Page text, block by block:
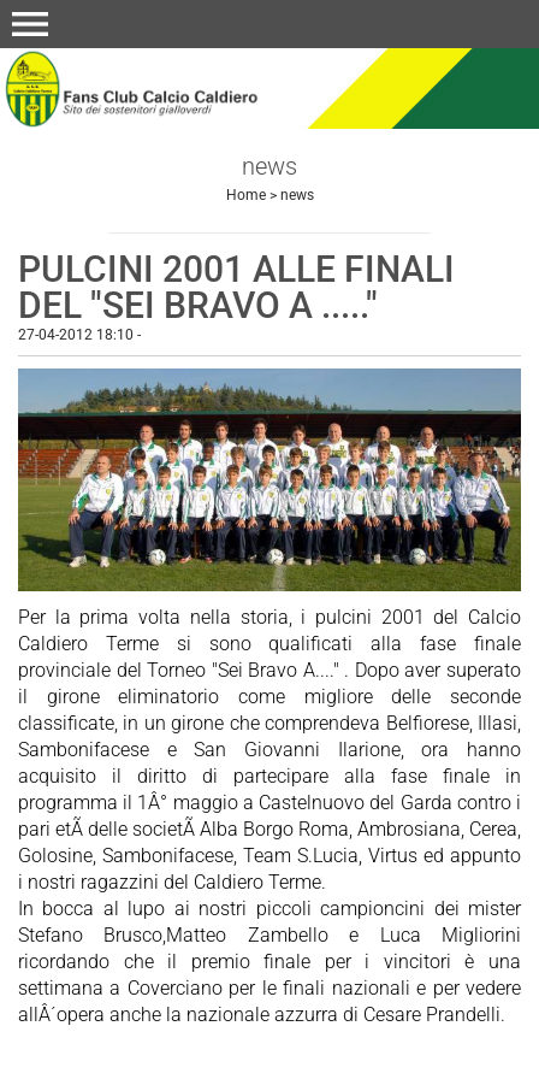
menu
news
Home> news
PULCINI 2001 ALLE FINALI
DEL "SEI BRAVO A ....."
27-04-2012 18:10 -
Per la prima volta nella storia, i pulcini 2001 del Calcio
Caldiero Terme si sono qualificati alla fase finale
provinciale del Torneo "Sei Bravo A...." . Dopo aver superato
il girone eliminatorio come migliore delle seconde
classificate, in un girone che comprendeva Belfiorese, Illasi,
Sambonifacese e San Giovanni Ilarione, ora hanno
acquisito il diritto di partecipare alla fase finale in
programma il 1Â° maggio a Castelnuovo del Garda contro i
pari etÃ delle societÃ Alba Borgo Roma, Ambrosiana, Cerea,
Golosine, Sambonifacese, Team S.Lucia, Virtus ed appunto
i nostri ragazzini del Caldiero Terme.
In bocca al lupo ai nostri piccoli campioncini dei mister
Stefano Brusco,Matteo Zambello e Luca Migliorini
ricordando che il premio finale per i vincitori è una
settimana a Coverciano per le finali nazionali e per vedere
allÂ´opera anche la nazionale azzurra di Cesare Prandelli.